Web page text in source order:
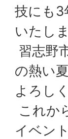
技にも3
いたしま
習志野
の熱い
よろし
これか
イベン